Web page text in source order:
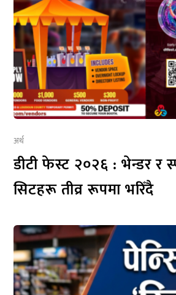
अर्थ
डीटी फेस्ट २०२६ : भेन्डर र
सिटहरू तीव्र रूपमा भरिँदै